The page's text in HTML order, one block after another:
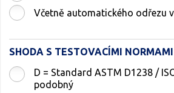
Včetně automatického odřezu
SHODA S TESTOVACÍMI NORMAMI
D = Standard ASTM D1238 /
podobný